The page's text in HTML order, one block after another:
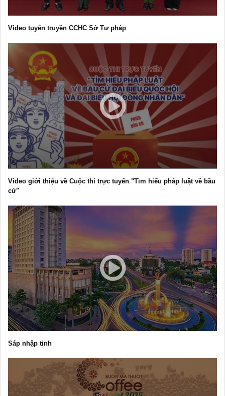
Video tuyên truyền CCHC Sở Tư pháp
Video giới thiệu về Cuộc thi trực tuyến "Tìm hiểu pháp luật về bầu
cử"
Sáp nhập tỉnh